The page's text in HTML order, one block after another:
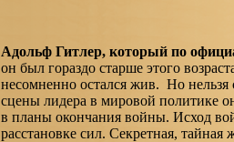
Адольф Гитлер, который по
он был гораздо старше этого
несомненно остался жив. Но нельзя
сцены лидера в мировой политике
в планы окончания войны. Исход
расстановке сил. Секретная, тайная